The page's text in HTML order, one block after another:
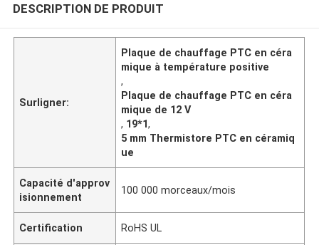
DESCRIPTION DE PRODUIT
Surligner:
Plaque de chauffage PTC en céra
mique à température positive
,
Plaque de chauffage PTC en céra
mique de 12 V
, 19*1,
5 mm Thermistore PTC en céramiq
ue
Capacité d'approv
isionnement
100 000 morceaux/mois
Certification RoHS UL